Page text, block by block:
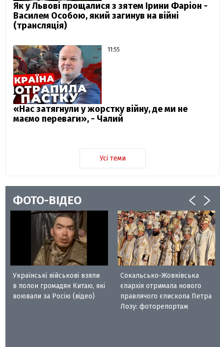
Як у Львові прощалися з зятем Ірини Фаріон -
Василем Особою, який загинув на війні
(трансляція)
11:55
«Нас затягнули у жорстку війну, де ми не
маємо переваги», - Чалий
Усі теми
ФОТО-ВІДЕО
Українські військові взяли
в полон громадян Китаю, які
воювали за Росію (відео)
Сокальсько-Жовківська
єпархія отримала нового
правлячого єпископа Петра
Лозу: фоторепортаж